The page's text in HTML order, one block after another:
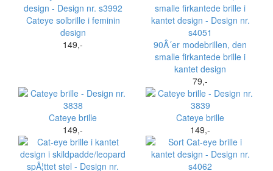
Cateye solbrille i feminin
design
149,-
90Â´er modebrillen, den
smalle firkantede brille i
kantet design
79,-
Cateye brille
149,-
Cateye brille
149,-